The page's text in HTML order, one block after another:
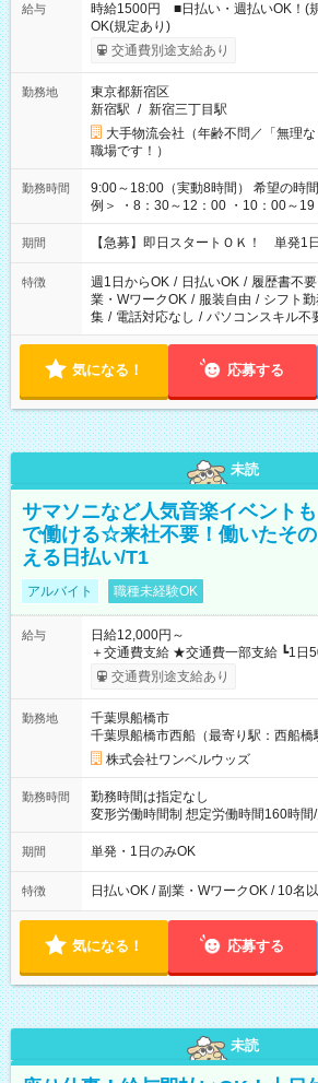
給与
時給1500円 ■日払い・週払いOK！(
OK(規定あり)
交通費別途支給あり
勤務地
東京都新宿区
新宿駅 / 新宿三丁目駅
大手物流会社（年齢不問／「無理
職場です！）
勤務時間
9:00～18:00（実動8時間） 希望の時間帯を選べます！ ＜シフト
例＞ ・8：30～12：00 ・10：00～
・13：00～22：00 ・22：00～翌6：
期間 【急募】即日スタートＯＫ！ 単発1
特徴 週1日からOK / 日払いOK / 履歴書不要
業・WワークOK / 服装自由 / シフト勤
集 / 電話対応なし / パソコンスキル不
気になる！ 応募する
未読
サマソニなど人気音楽イベント
で働ける☆来社不要！働いたそ
える日払い/T1
アルバイト 職種未経験OK
給与
日給12,000円～
＋交通費支給 ★交通費一部支給 ┗1日500円を超えた分は全額支
給！ ※往復500円以内の方は自己負担となります
（規定あり） ┗働いたその日に現金
なし
交通費別途支給あり
勤務地
千葉県船橋市
千葉県船橋市西船（最寄り駅：西船橋
株式会社ワンベルウッズ
勤務時間
勤務時間は指定なし
変形労働時間制 想定労働時間160時間/月 【シフト例】 12
～22：00
期間 単発・1日のみOK
特徴 日払いOK / 副業・WワークOK / 10名
気になる！ 応募する
未読